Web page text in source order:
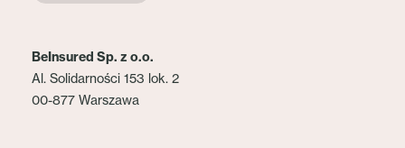
BeInsured Sp. z o.o.
Al. Solidarności 153 lok. 2
00-877 Warszawa